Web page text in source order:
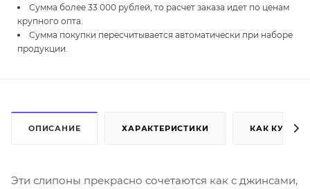
Сумма более 33 000 рублей, то расчет заказа идет по ценам
крупного опта.
Сумма покупки пересчитывается автоматически при наборе
продукции.
ОПИСАНИЕ ХАРАКТЕРИСТИКИ КАК КУПИТЬ
Эти слипоны прекрасно сочетаются как с джинсами,